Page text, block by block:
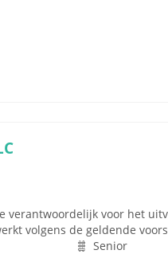
verantwoordelijk voor het
volgens de geldende
Senior